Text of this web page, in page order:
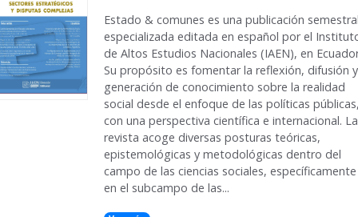
Estado & comunes es una publicación
especializada editada en español por el
de Altos Estudios Nacionales (IAEN), en
Su propósito es fomentar la reflexión, difusión y
generación de conocimiento sobre la realidad
social desde el enfoque de las políticas
con una perspectiva científica e internacional. La
revista acoge diversas posturas teóricas,
epistemológicas y metodológicas dentro del
campo de las ciencias sociales, específicamente
en el subcampo de las...